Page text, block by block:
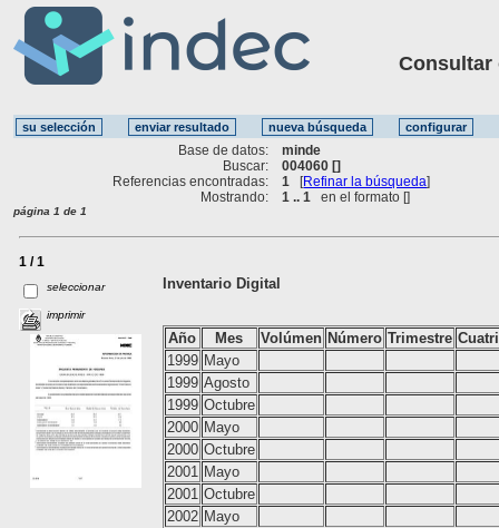
Consultar
Base de datos:
minde
Buscar:
004060 []
Referencias encontradas:
1 [Refinar la búsqueda]
Mostrando:
1 .. 1 en el formato []
página 1 de 1
1 / 1
seleccionar
imprimir
Inventario Digital
Año Mes Volúmen Número Trimestre
1999 Mayo
1999 Agosto
1999 Octubre
2000 Mayo
2000 Octubre
2001
Mayo
2001 Octubre
2002 Mayo